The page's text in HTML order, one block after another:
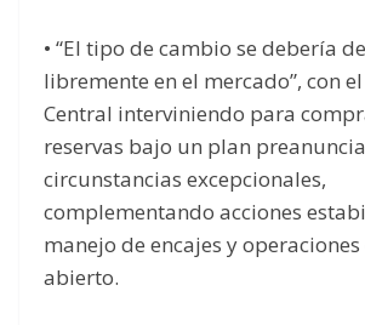
• “El tipo de cambio se debería
libremente en el mercado”, con
Central interviniendo para
reservas bajo un plan
circunstancias excepcionales,
complementando acciones
manejo de encajes y
abierto.